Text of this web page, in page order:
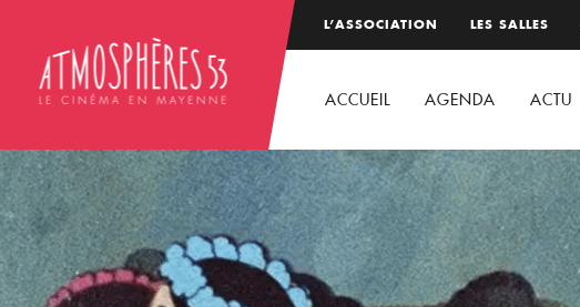
L’ASSOCIATION LES SALLES
ACCUEIL AGENDA ACTU